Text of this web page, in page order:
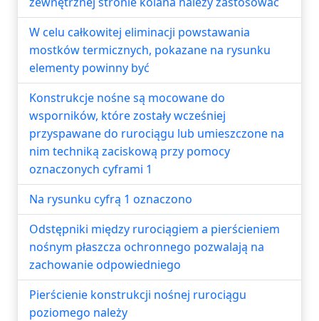
W celu całkowitej eliminacji powstawania
mostków termicznych, pokazane na rysunku
elementy powinny być
Konstrukcje nośne są mocowane do
wsporników, które zostały wcześniej
przyspawane do rurociągu lub umieszczone na
nim techniką zaciskową przy pomocy
oznaczonych cyframi 1
Na rysunku cyfrą 1 oznaczono
Odstępniki między rurociągiem a pierścieniem
nośnym płaszcza ochronnego pozwalają na
zachowanie odpowiedniego
Pierścienie konstrukcji nośnej rurociągu
poziomego należy